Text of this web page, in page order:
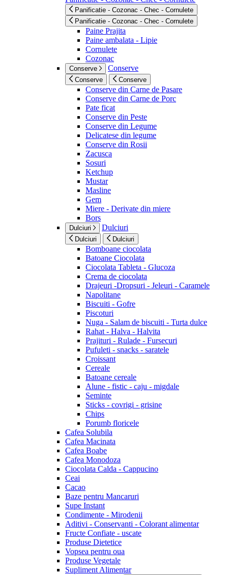
Panificatie - Cozonac - Chec - Cornulete
Panificatie - Cozonac - Chec - Cornulete
Paine Prajita
Paine ambalata - Lipie
Cornulete
Cozonac
Conserve Conserve
Conserve Conserve
Conserve din Carne de Pasare
Conserve din Carne de Porc
Pate ficat
Conserve din Peste
Conserve din Legume
Delicatese din legume
Conserve din Rosii
Zacusca
Sosuri
Ketchup
Mustar
Masline
Gem
Miere - Derivate din miere
Bors
Dulciuri Dulciuri
Dulciuri Dulciuri
Bomboane ciocolata
Batoane Ciocolata
Ciocolata Tableta - Glucoza
Crema de ciocolata
Drajeuri -Dropsuri - Jeleuri - Caramele
Napolitane
Biscuiti - Gofre
Piscoturi
Nuga - Salam de biscuiti - Turta dulce
Rahat - Halva - Halvita
Prajituri - Rulade - Fursecuri
Pufuleti - snacks - saratele
Croissant
Cereale
Batoane cereale
Alune - fistic - caju - migdale
Seminte
Sticks - covrigi - grisine
Chips
Porumb floricele
Cafea Solubila
Cafea Macinata
Cafea Boabe
Cafea Monodoza
Ciocolata Calda - Cappucino
Ceai
Cacao
Baze pentru Mancaruri
Supe Instant
Condimente - Mirodenii
Aditivi - Conservanti - Colorant alimentar
Fructe Confiate - uscate
Produse Dietetice
Vopsea pentru oua
Produse Vegetale
Supliment Alimentar